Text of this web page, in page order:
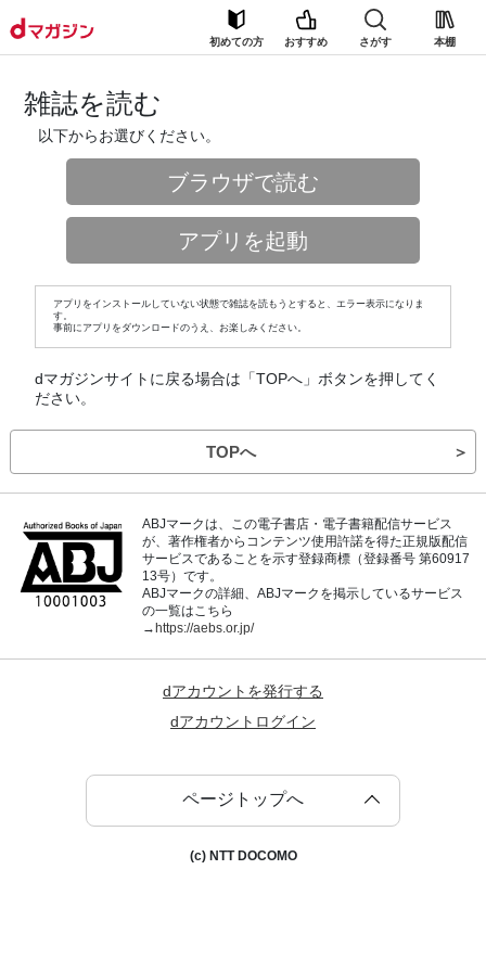
初めての方 おすすめ さがす 本棚
雑誌を読む
以下からお選びください。
ブラウザで読む
アプリを起動
アプリをインストールしていない状態で雑誌を読もうとすると、エラー表示になりま
す。
事前にアプリをダウンロードのうえ、お楽しみください。
dマガジンサイトに戻る場合は「TOPへ」ボタンを押してく
ださい。
TOPへ ＞
ABJマークは、この電子書店・電子書籍配信サービス
が、著作権者からコンテンツ使用許諾を得た正規版配信
サービスであることを示す登録商標（登録番号 第60917
13号）です。
ABJマークの詳細、ABJマークを掲示しているサービス
の一覧はこちら
→https://aebs.or.jp/
dアカウントを発行する
dアカウントログイン
ページトップへ
(c) NTT DOCOMO